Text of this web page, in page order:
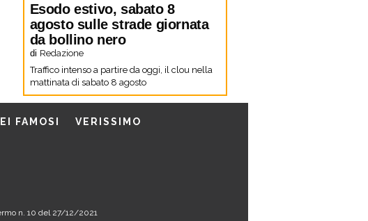
Esodo estivo, sabato 8
agosto sulle strade giornata
da bollino nero
di Redazione
Traffico intenso a partire da oggi, il clou nella
mattinata di sabato 8 agosto
FAMOSI VERISSIMO
n. 10 del 27/12/2021